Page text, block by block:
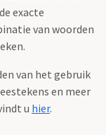
exacte
van woorden
van het gebruik
en meer
u hier.